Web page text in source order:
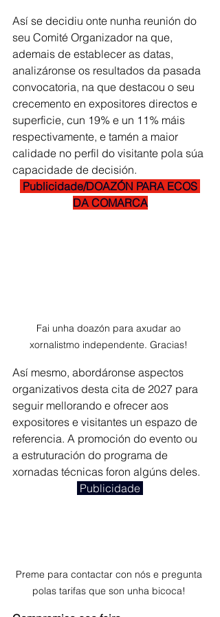
Así se decidiu onte nunha reunión do
seu Comité Organizador na que,
ademais de establecer as datas,
analizáronse os resultados da pasada
convocatoria, na que destacou o seu
crecemento en expositores directos e
superficie, cun 19% e un 11% máis
respectivamente, e tamén a maior
calidade no perfil do visitante pola súa
capacidade de decisión.
Publicidade/DOAZÓN PARA ECOS
DA COMARCA
Fai unha doazón para axudar ao
xornalistmo independente. Gracias!
Así mesmo, abordáronse aspectos
organizativos desta cita de 2027 para
seguir mellorando e ofrecer aos
expositores e visitantes un espazo de
referencia. A promoción do evento ou
a estruturación do programa de
xornadas técnicas foron algúns deles.
Publicidade
Preme para contactar con nós e pregunta
polas tarifas que son unha bicoca!